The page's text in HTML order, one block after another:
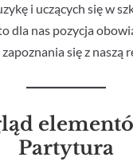
i uczących się w
dla nas pozycja
się z naszą
Partytura